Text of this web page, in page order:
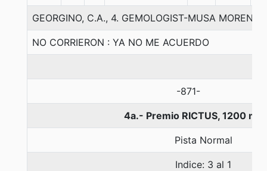
GEORGINO, C.A., 4. GEMOLOGIST-MUSA
NO CORRIERON : YA NO ME ACUERDO
-871-
4a.- Premio RICTUS, 1200
Pista Normal
Indice: 3 al 1